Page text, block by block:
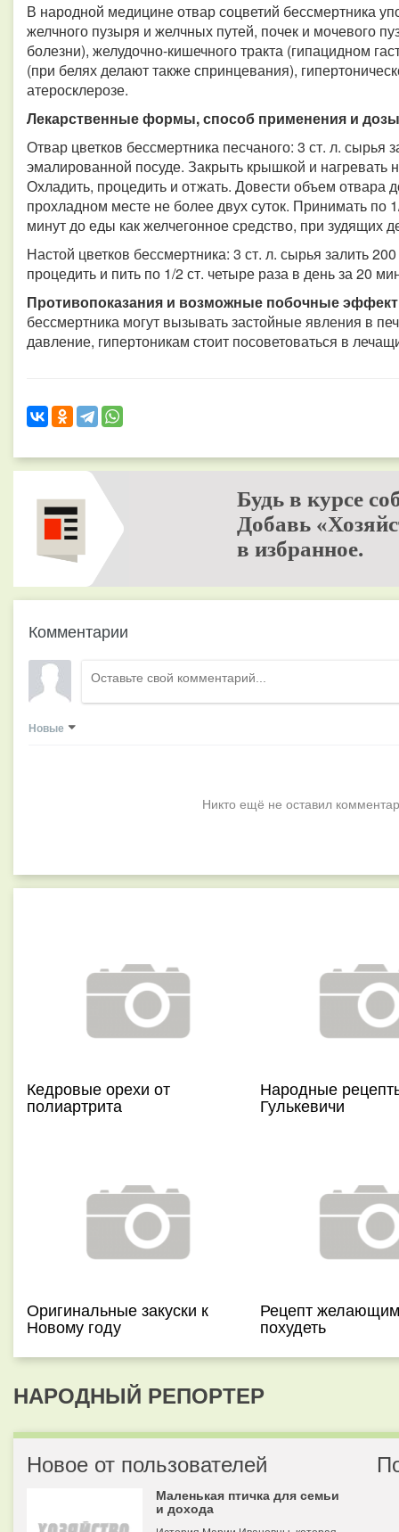
В народной медицине отвар соцветий бессмертника
желчного пузыря и желчных путей, почек и мочевого
болезни), желудочно-кишечного тракта (гипацидном
(при белях делают также спринцевания),
атеросклерозе.
Лекарственные формы, способ применения и дозы
Отвар цветков бессмертника песчаного: 3 ст. л. сырья
эмалированной посуде. Закрыть крышкой и
Охладить, процедить и отжать. Довести объем отвара
прохладном месте не более двух суток. Принимать по
минут до еды как желчегонное средство, при зудящих
Настой цветков бессмертника: 3 ст. л. сырья залить
процедить и пить по 1/2 ст. четыре раза в день за 20
Противопоказания и возможные побочные
бессмертника могут вызывать застойные явления в
давление, гипертоникам стоит посоветоваться в
Будь в курсе
Добавь
в избранное.
Комментарии
Новые
Никто ещё не оставил
Кедровые орехи от
полиартрита
Народные
Гулькевичи
Оригинальные закуски к
Новому году
Рецепт желающим
похудеть
НАРОДНЫЙ РЕПОРТЕР
Новое от пользователей
Маленькая птичка для семьи
и дохода